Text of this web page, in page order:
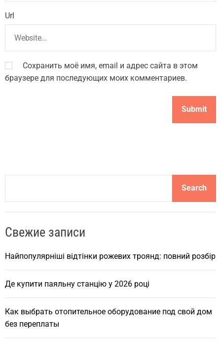
Url
Сохранить моё имя, email и адрес сайта в этом
браузере для последующих моих комментариев.
a
c
Search
Свежие записи
Найпопулярніші відтінки рожевих троянд: повний розбір
Де купити паяльну станцію у 2026 році
Как выбрать отопительное оборудование под свой дом
без переплаты